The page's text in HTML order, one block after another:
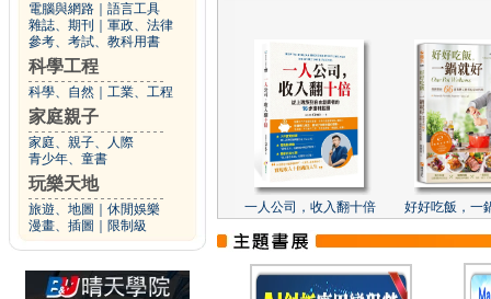
電腦與網路
語言工具
雜誌、期刊
軍政、法律
參考、考試、教科用書
科學工程
科學、自然 工業、工程
家庭親子
家庭、親子、人際
青少年、童書
玩樂天地
旅遊、地圖
休閒娛樂
漫畫、插圖
限制級
一人公司，收入翻十倍 好好吃飯，一